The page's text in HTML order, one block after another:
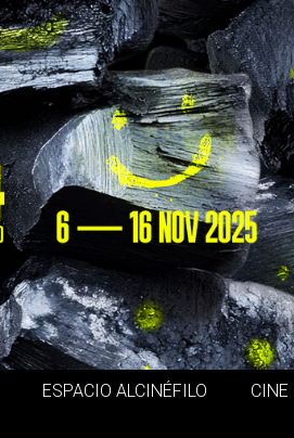
ESPACIO ALCINÉFILO CINE